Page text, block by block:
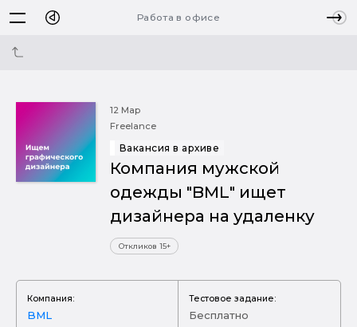
Работа в офисе
12 Мар
Freelance
Вакансия в архиве
Компания мужской
одежды "BML" ищет
дизайнера на удаленку
Откликов 15+
Компания:
BML
Тестовое задание:
Бесплатно